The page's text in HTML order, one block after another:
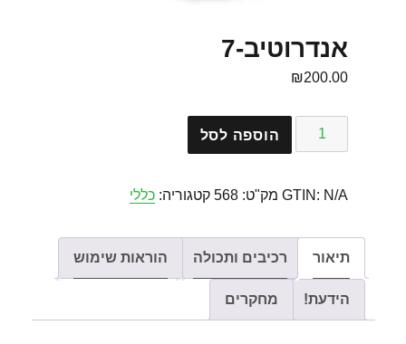
אנדרוטיב-7
₪200.00
כמות
של
הוספה לסל
GTIN: N/A מק"ט: 568 קטגוריה: כללי
תיאור רכיבים ותכולה הוראות שימוש
הידעת! מחקרים